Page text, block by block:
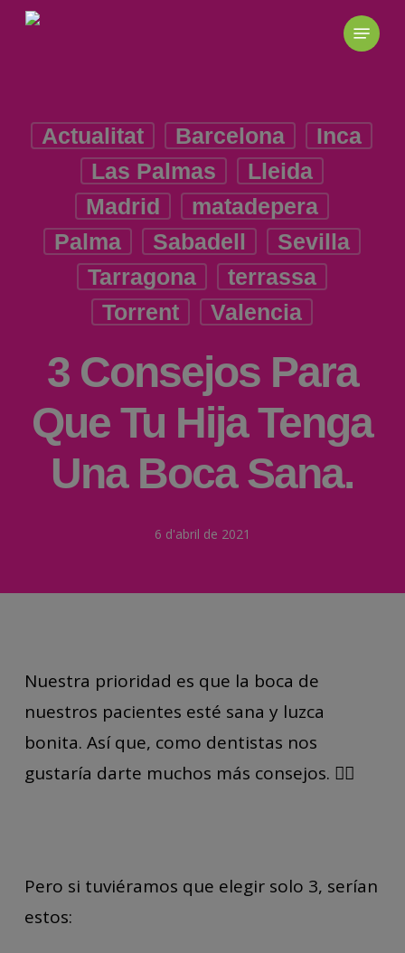
Skip
Actualitat Barcelona
Inca
Las Palmas
Lleida
Madrid
matadepera
Palma
Sabadell
Sevilla
Tarragona
terrassa
Torrent
Valencia
3 Consejos Para
Que Tu Hija Tenga
Una Boca Sana.
6 d'abril de 2021
Nuestra prioridad es que la boca de
nuestros pacientes esté sana y luzca
bonita. Así que, como dentistas nos
gustaría darte muchos más consejos. 👨‍⚕️
Pero si tuviéramos que elegir solo 3, serían
estos: